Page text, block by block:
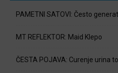
PAMETNI SATOVI: Često
MT REFLEKTOR: Maid Klepo
ČESTA POJAVA: Curenje urina